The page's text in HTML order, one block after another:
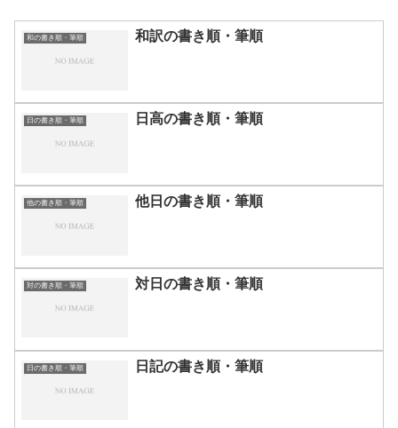
和の書き順・筆順 和訳の書き順・筆順
日の書き順・筆順 日高の書き順・筆順
他の書き順・筆順 他日の書き順・筆順
対の書き順・筆順 対日の書き順・筆順
日の書き順・筆順 日記の書き順・筆順